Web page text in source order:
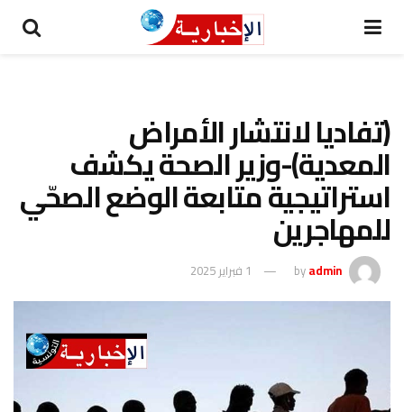
(تفاديا لانتشار الأمراض
المعدية)-وزير الصحة يكشف
استراتيجية متابعة الوضع الصحّي
للمهاجرين
byadmin 1 فبراير 2025